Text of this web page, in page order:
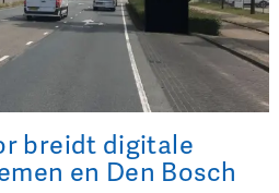
breidt digitale
en Den Bosch